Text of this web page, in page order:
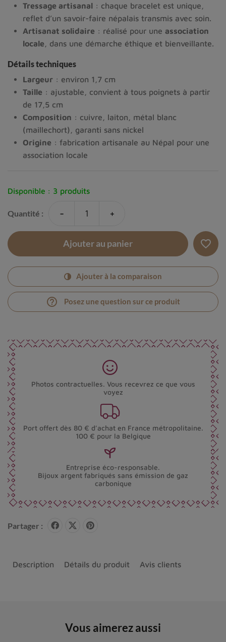
Tressage artisanal : chaque bracelet est unique,
reflet d’un savoir-faire népalais transmis avec soin.
Artisanat solidaire : réalisé pour une association
locale , dans une démarche éthique et bienveillante.
Détails techniques
Largeur : environ 1,7 cm
Taille : ajustable, convient à tous poignets à partir
de 17,5 cm
Composition : cuivre, laiton, métal blanc
(maillechort), garanti sans nickel
Origine : fabrication artisanale au Népal pour une
association locale
Disponible : 3 produits
Quantité : - +
Ajouter au panier favorite_border
Ajouter à la comparaison
help_outline Posez une question sur ce produit
Photos contractuelles. Vous recevrez ce que vous
voyez
Port offert dès 80 € d’achat en France métropolitaine.
100 € pour la Belgique
Entreprise éco-responsable.
Bijoux argent fabriqués sans émission de gaz
carbonique
Partager :
Description Détails du produit Avis clients
Vous aimerez aussi